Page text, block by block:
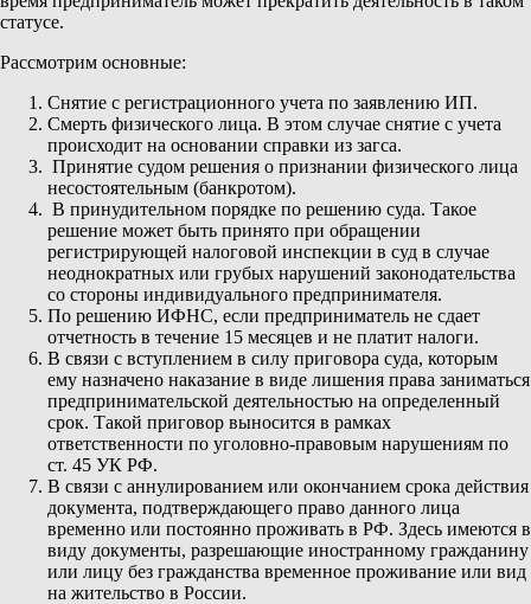
статусе.
Рассмотрим основные:
Снятие с регистрационного учета по заявлению ИП.
Смерть физического лица. В этом случае снятие с учета
происходит на основании справки из загса.
Принятие судом решения о признании физического лица
несостоятельным (банкротом).
В принудительном порядке по решению суда. Такое
решение может быть принято при обращении
регистрирующей налоговой инспекции в суд в случае
неоднократных или грубых нарушений законодательства
со стороны индивидуального предпринимателя.
По решению ИФНС, если предприниматель не сдает
отчетность в течение 15 месяцев и не платит налоги.
В связи с вступлением в силу приговора суда, которым
ему назначено наказание в виде лишения права заниматься
предпринимательской деятельностью на определенный
срок. Такой приговор выносится в рамках
ответственности по уголовно-правовым нарушениям по
ст. 45 УК РФ.
В связи с аннулированием или окончанием срока действия
документа, подтверждающего право данного лица
временно или постоянно проживать в РФ. Здесь имеются в
виду документы, разрешающие иностранному гражданину
или лицу без гражданства временное проживание или вид
на жительство в России.